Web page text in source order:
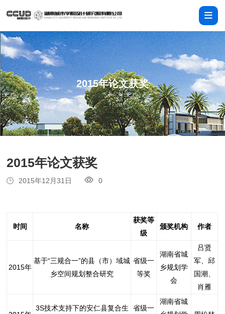
2015年论文获奖
2015年论文获奖
2015年12月31日 0
时间 名称
获奖等
级
颁奖机构 作者
2015年
基于“三规合一”的县（市）域城
乡空间规划整合研究
省级一
等奖
湖南省城
乡规划学
会
吕贤
军、邱
国潮、
肖雁
3S技术支持下的安仁县复合生
省级一
湖南省城